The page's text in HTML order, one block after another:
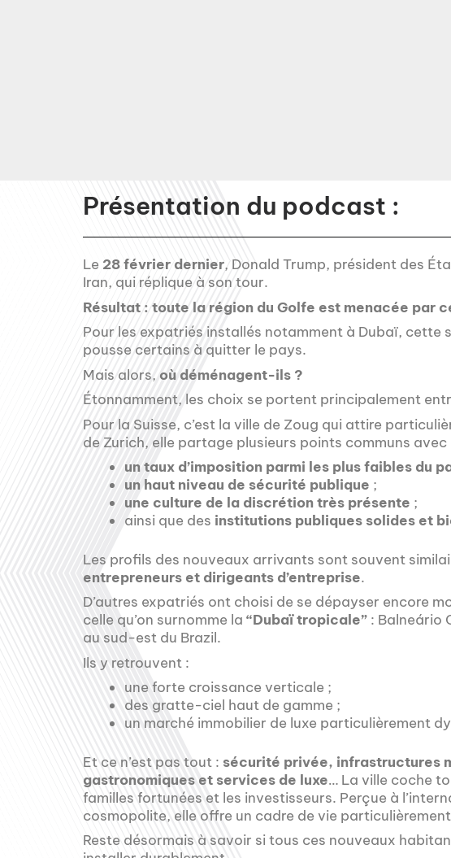
Présentation du podcast :
Le 28 février dernier, Donald Trump, président des
Iran, qui réplique à son tour.
Résultat : toute la région du Golfe est menacée par
Pour les expatriés installés notamment à Dubaï,
pousse certains à quitter le pays.
Mais alors, où déménagent-ils ?
Étonnamment, les choix se portent principalement
Pour la Suisse, c’est la ville de Zoug qui attire
de Zurich, elle partage plusieurs points communs avec
un taux d’imposition parmi les plus faibles du
un haut niveau de sécurité publique ;
une culture de la discrétion très présente ;
ainsi que des institutions publiques solides et
Les profils des nouveaux arrivants sont souvent
entrepreneurs et dirigeants d’entreprise.
D’autres expatriés ont choisi de se dépayser encore
celle qu’on surnomme la “Dubaï tropicale” : Balneário
au sud-est du Brazil.
Ils y retrouvent :
une forte croissance verticale ;
des gratte-ciel haut de gamme ;
un marché immobilier de luxe particulièrement
Et ce n’est pas tout : sécurité privée, infrastructures
gastronomiques et services de luxe… La ville coche
familles fortunées et les investisseurs. Perçue à
cosmopolite, elle offre un cadre de vie
Reste désormais à savoir si tous ces nouveaux